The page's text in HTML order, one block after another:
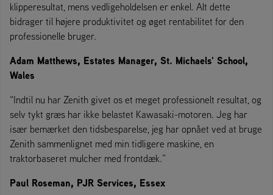
klipperesultat, mens vedligeholdelsen er enkel. Alt dette
bidrager til højere produktivitet og øget rentabilitet for den
professionelle bruger.
Adam Matthews, Estates Manager, St. Michaels' School,
Wales
“Indtil nu har Zenith givet os et meget professionelt resultat, og
selv tykt græs har ikke belastet Kawasaki-motoren. Jeg har
især bemærket den tidsbesparelse, jeg har opnået ved at bruge
Zenith sammenlignet med min tidligere maskine, en
traktorbaseret mulcher med frontdæk.”
Paul Roseman, PJR Services, Essex